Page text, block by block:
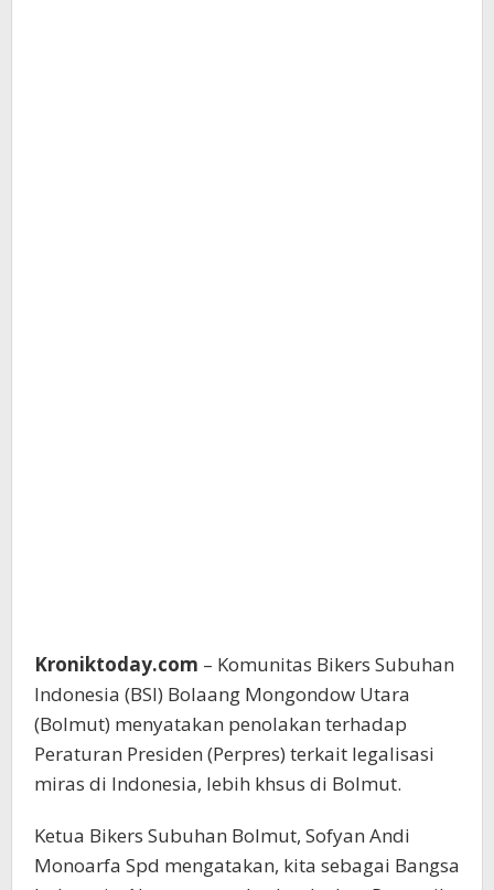
Kroniktoday.com – Komunitas Bikers Subuhan
Indonesia (BSI) Bolaang Mongondow Utara
(Bolmut) menyatakan penolakan terhadap
Peraturan Presiden (Perpres) terkait legalisasi
miras di Indonesia, lebih khsus di Bolmut.
Ketua Bikers Subuhan Bolmut, Sofyan Andi
Monoarfa Spd mengatakan, kita sebagai Bangsa